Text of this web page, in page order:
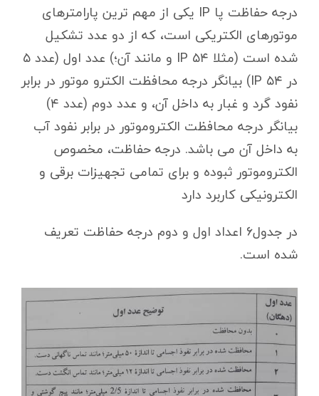
درجه حفاظت پا IP یکی از مهم ترین پارامترهای
موتورهای الکتریکی است، که از دو عدد تشکیل
شده است (مثلا ۵۴ IP و مانند آن؛) عدد اول (عدد ۵
در ۵۴ IP) بیانگر درجه محافظت الکترو موتور در برابر
نفود گرد و غبار به داخل آن، و عدد دوم (عدد ۴)
بیانگر درجه محافظت الکتروموتور در برابر نفود آب
به داخل آن می باشد. درجه حفاظت، مخصوص
الکتروموتور ثبوده و برای تمامی تجهیزات برقی و
الکترونیکی کاربرد دارد
در جدول۶ اعداد اول و دوم درجه حفاظت تعریف
شده است.